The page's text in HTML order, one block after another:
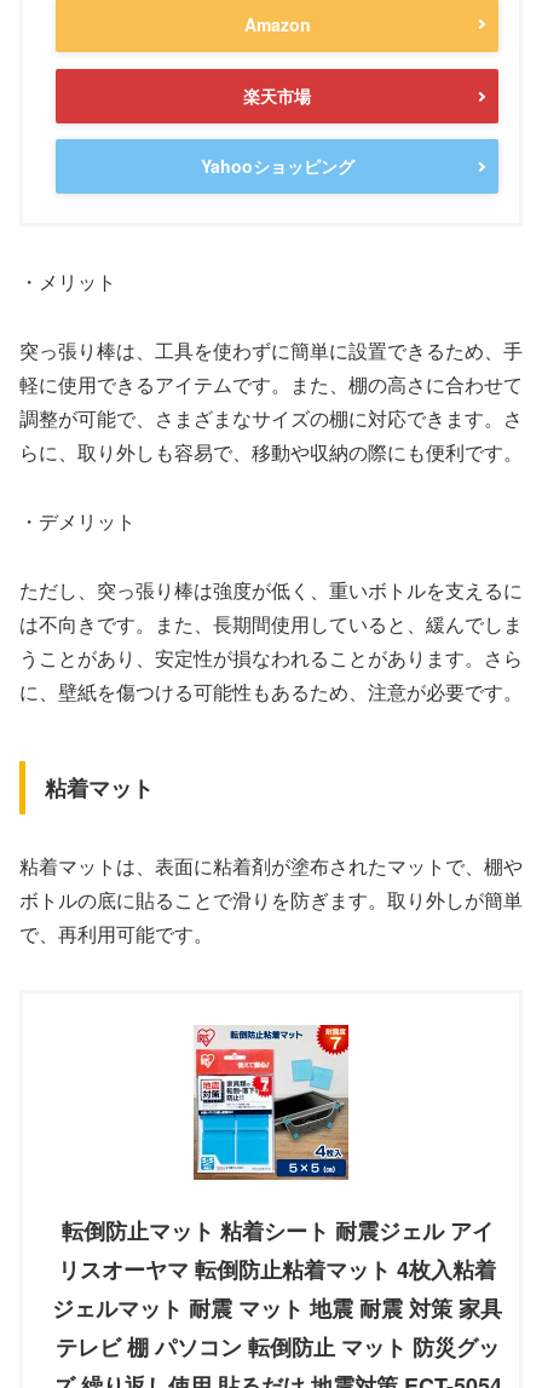
Amazon
楽天市場
Yahooショッピング
・メリット
突っ張り棒は、工具を使わずに簡単に設置できるため、手
軽に使用できるアイテムです。また、棚の高さに合わせて
調整が可能で、さまざまなサイズの棚に対応できます。さ
らに、取り外しも容易で、移動や収納の際にも便利です。
・デメリット
ただし、突っ張り棒は強度が低く、重いボトルを支えるに
は不向きです。また、長期間使用していると、緩んでしま
うことがあり、安定性が損なわれることがあります。さら
に、壁紙を傷つける可能性もあるため、注意が必要です。
粘着マット
粘着マットは、表面に粘着剤が塗布されたマットで、棚や
ボトルの底に貼ることで滑りを防ぎます。取り外しが簡単
で、再利用可能です。
転倒防止マット 粘着シート 耐震ジェル アイ
リスオーヤマ 転倒防止粘着マット 4枚入粘着
ジェルマット 耐震 マット 地震 耐震 対策 家具
テレビ 棚 パソコン 転倒防止 マット 防災グッ